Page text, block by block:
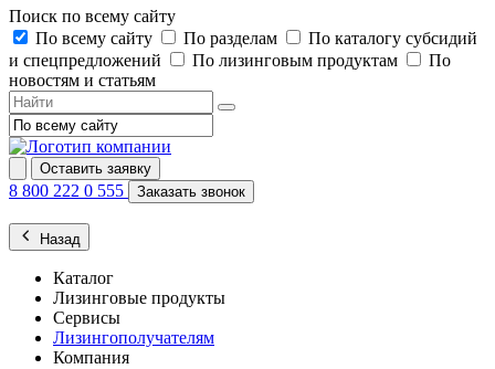
Поиск по всему сайту
По всему сайту
По разделам
По каталогу субсидий
и спецпредложений
По лизинговым продуктам
По
новостям и статьям
Оставить заявку
8 800 222 0 555 Заказать звонок
Назад
Каталог
Лизинговые продукты
Сервисы
Лизингополучателям
Компания